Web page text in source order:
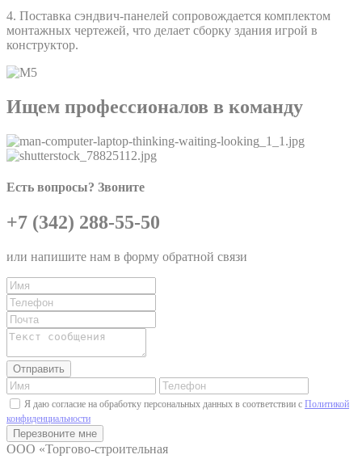
4. Поставка сэндвич-панелей сопровождается комплектом
монтажных чертежей, что делает сборку здания игрой в
конструктор.
Ищем профессионалов в команду
Есть вопросы? Звоните
+7 (342) 288-55-50
или напишите нам в форму обратной связи
Я даю согласие на обработку персональных данных в соответствии с Политикой
конфиденциальности
ООО «Торгово-строительная